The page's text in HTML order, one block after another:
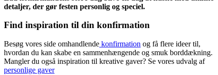
detaljer, der gør festen personlig og speciel.
Find inspiration til din konfirmation
Besøg vores side omhandlende konfirmation og få flere ideer til,
hvordan du kan skabe en sammenhængende og smuk borddækning.
Mangler du også inspiration til kreative gaver? Se vores udvalg af
personlige gaver